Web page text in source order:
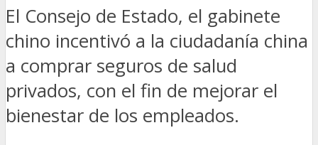
El Consejo de Estado, el gabinete
chino incentivó a la ciudadanía china
a comprar seguros de salud
privados, con el fin de mejorar el
bienestar de los empleados.